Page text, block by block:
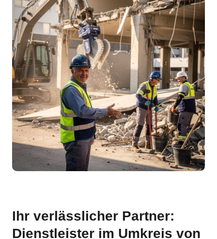
Ihr verlässlicher Partner:
Dienstleister im Umkreis von